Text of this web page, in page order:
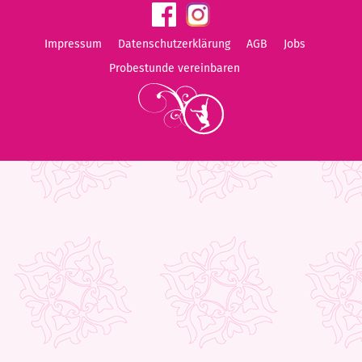
Impressum Datenschutzerklärung AGB Jobs
Probestunde vereinbaren